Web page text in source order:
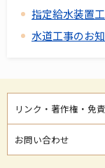
指定給水装置
水道工事のお
リンク・著作権・免
お問い合わせ